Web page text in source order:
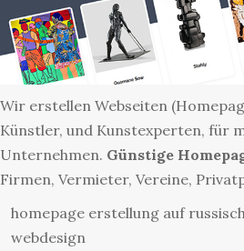
Wir erstellen Webseiten
Künstler, und Kunstexperten, für
Unternehmen. Günstige
Firmen, Vermieter, Vereine,
homepage erstellung auf russisch
webdesign